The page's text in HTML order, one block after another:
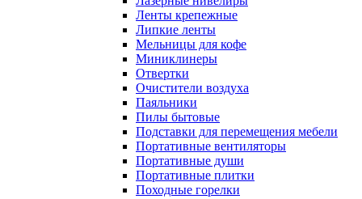
Ленты крепежные
Липкие ленты
Мельницы для кофе
Миниклинеры
Отвертки
Очистители воздуха
Паяльники
Пилы бытовые
Подставки для перемещения мебели
Портативные вентиляторы
Портативные души
Портативные плитки
Походные горелки